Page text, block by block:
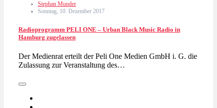
Stephan Munder
Sonntag, 10. Dezember 2017
Radioprogramm PELI ONE – Urban Black Music Radio in
Hamburg zugelassen
Der Medienrat erteilt der Peli One Medien GmbH i. G. die
Zulassung zur Veranstaltung des…